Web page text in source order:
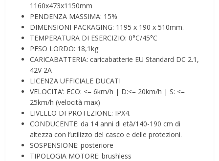
1160x473x1150mm
PENDENZA MASSIMA: 15%
DIMENSIONI PACKAGING: 1195 x 190 x 510mm.
TEMPERATURA DI ESERCIZIO: 0°C/45°C
PESO LORDO: 18,1kg
CARICABATTERIA: caricabatterie EU Standard DC 2.1,
42V 2A
LICENZA UFFICIALE DUCATI
VELOCITA’: ECO: <= 6km/h | D:<= 20km/h | S: <=
25km/h (velocità max)
LIVELLO DI PROTEZIONE: IPX4.
CONDUCENTE: da 14 anni di età/140-190 cm di
altezza con l’utilizzo del casco e delle protezioni.
SOSPENSIONE: posteriore
TIPOLOGIA MOTORE: brushless